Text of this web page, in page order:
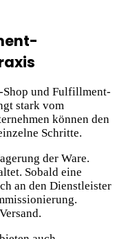
Shop und Fulfillment-
stark vom
können den
Schritte.
der Ware.
Sobald eine
an den Dienstleister